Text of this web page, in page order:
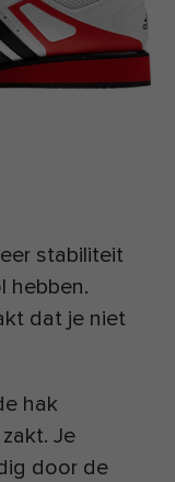
stabiliteit
hebben.
dat je niet
hak
Je
door de